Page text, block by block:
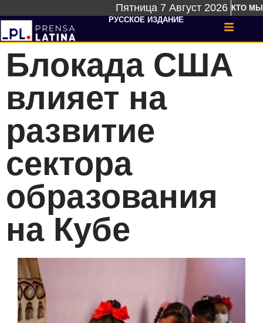
Пятница 7 Август 2026 КТО МЫ
РУССКОЕ ИЗДАНИЕ
Блокада США
влияет на
развитие
сектора
образования
на Кубе